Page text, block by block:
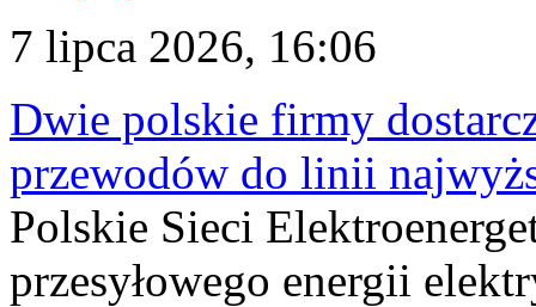
7 lipca 2026, 16:06
Dwie polskie firmy
przewodów do linii
Polskie Sieci
przesyłowego energii